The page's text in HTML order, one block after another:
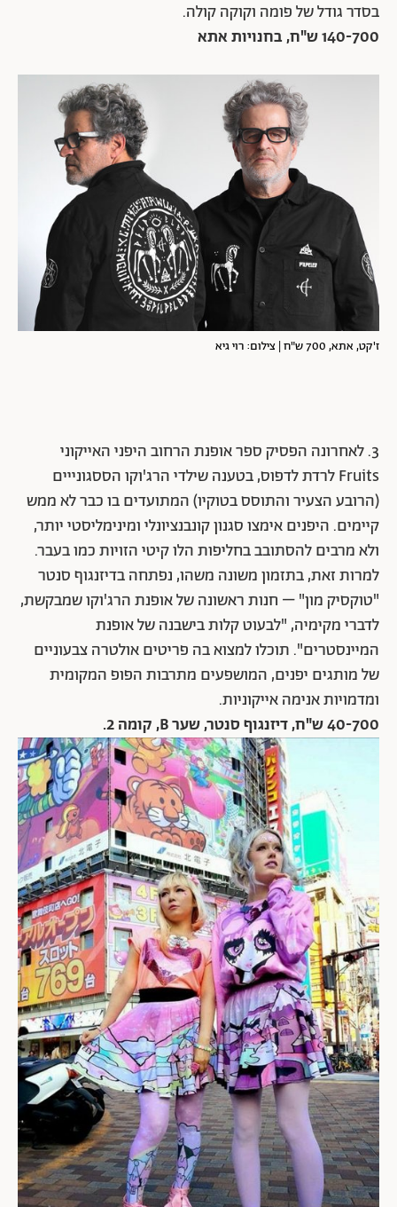
בסדר גודל של פומה וקוקה קולה.
140-700 ש"ח, בחנויות אתא
ז'קט, אתא, 700 ש"ח | צילום: רוי גיא
3. לאחרונה הפסיק ספר אופנת הרחוב היפני האייקוני
Fruits לרדת לדפוס, בטענה שילדי הרג'וקו הססגונייים
(הרובע הצעיר והתוסס בטוקיו) המתועדים בו כבר לא ממש
קיימים. היפנים אימצו סגנון קונבנציונלי ומינימליסטי יותר,
ולא מרבים להסתובב בחליפות הלו קיטי הזויות כמו בעבר.
למרות זאת, בתזמון משונה משהו, נפתחה בדיזנגוף סנטר
"טוקסיק מון" – חנות ראשונה של אופנת הרג'וקו שמבקשת,
לדברי מקימיה, "לבעוט קלות בישבנה של אופנת
המיינסטרים". תוכלו למצוא בה פריטים אולטרה צבעוניים
של מותגים יפנים, המושפעים מתרבות הפופ המקומית
ומדמויות אנימה אייקוניות.
40-700 ש"ח, דיזנגוף סנטר, שער B, קומה 2.